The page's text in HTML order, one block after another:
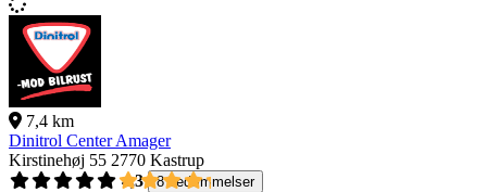
7,4 km
Dinitrol Center Amager
Kirstinehøj 55 2770 Kastrup
4,3
8 bedømmelser